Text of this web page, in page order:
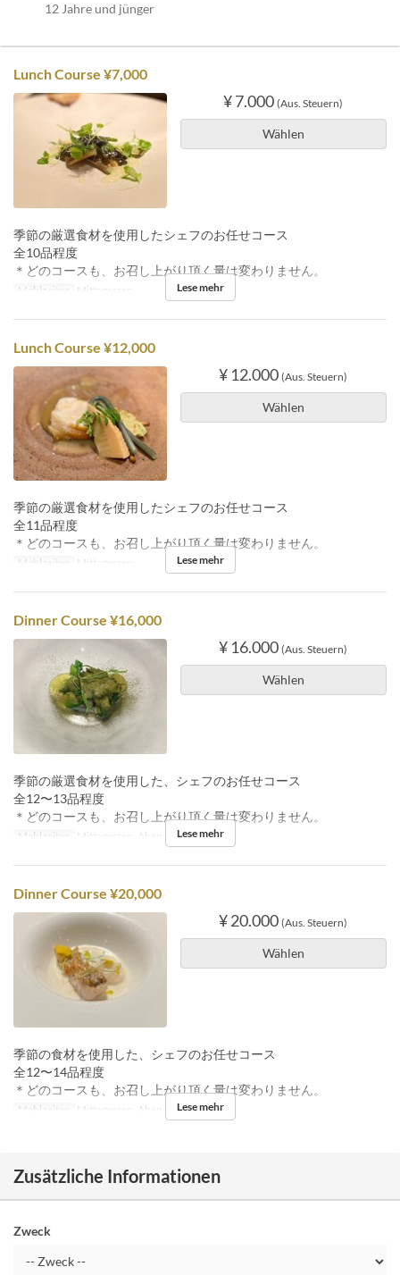
12 Jahre und jünger
Lunch Course ¥7,000
¥ 7.000 (Aus. Steuern)
Wählen
季節の厳選食材を使用したシェフのお任せコース
全10品程度
＊どのコースも、お召し上がり頂く量は変わりません。
Mahlzeiten Mittagessen Lese mehr
Lunch Course ¥12,000
¥ 12.000 (Aus. Steuern)
Wählen
季節の厳選食材を使用したシェフのお任せコース
全11品程度
＊どのコースも、お召し上がり頂く量は変わりません。
Mahlzeiten Mittagessen Lese mehr
Dinner Course ¥16,000
¥ 16.000 (Aus. Steuern)
Wählen
季節の厳選食材を使用した、シェフのお任せコース
全12〜13品程度
＊どのコースも、お召し上がり頂く量は変わりません。
Mahlzeiten Mittagessen, AbendessenLese mehr
Dinner Course ¥20,000
¥ 20.000 (Aus. Steuern)
Wählen
季節の食材を使用した、シェフのお任せコース
全12〜14品程度
＊どのコースも、お召し上がり頂く量は変わりません。
Mahlzeiten Mittagessen, AbendessenLese mehr
Zusätzliche Informationen
Zweck